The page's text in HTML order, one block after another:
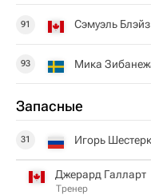
91 Сэмуэль Блэйз
93 Мика
Запасные
31 Игорь
Джерард Галларт
Тренер